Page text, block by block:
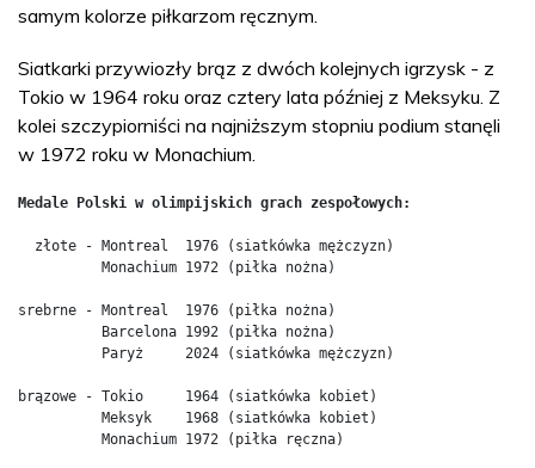
samym kolorze piłkarzom ręcznym.
Siatkarki przywiozły brąz z dwóch kolejnych igrzysk - z
Tokio w 1964 roku oraz cztery lata później z Meksyku. Z
kolei szczypiorniści na najniższym stopniu podium stanęli
w 1972 roku w Monachium.
  złote - Montreal  1976 (siatkówka mężczyzn)
          Monachium 1972 (piłka nożna)
srebrne - Montreal  1976 (piłka nożna)
          Barcelona 1992 (piłka nożna)
          Paryż     2024 (siatkówka mężczyzn)
brązowe - Tokio     1964 (siatkówka kobiet)
          Meksyk    1968 (siatkówka kobiet)
          Monachium 1972 (piłka ręczna)